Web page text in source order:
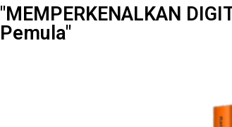
"MEMPERKENALKAN
Pemula"